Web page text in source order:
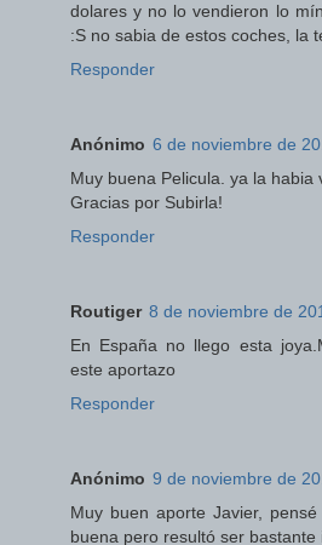
dolares y no lo vendieron lo
:S no sabia de estos coches, la
Responder
Anónimo 6 de noviembre de
Muy buena Pelicula. ya la habia
Gracias por Subirla!
Responder
Routiger 8 de noviembre de
En España no llego esta
este aportazo
Responder
Anónimo 9 de noviembre de
Muy buen aporte Javier,
buena pero resultó ser bastante